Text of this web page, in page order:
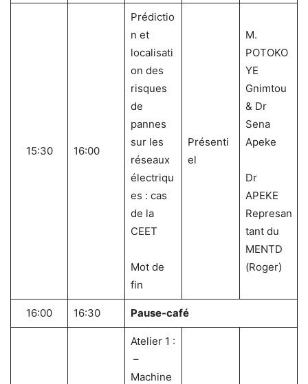
15:30 16:00
Prédictio
n et
localisati
on des
risques
de
pannes
sur les
réseaux
électriqu
es : cas
de la
CEET
Mot de
fin
Présenti
el
M.
POTOKO
YE
Gnimtou
& Dr
Sena
Apeke
Dr
APEKE
Represan
tant du
MENTD
(Roger)
16:00 16:30 Pause-café
Atelier 1 :
–
Machine